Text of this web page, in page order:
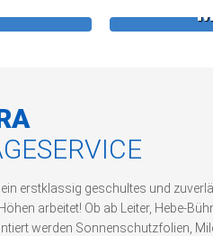
ein erstklassig geschultes und
arbeitet! Ob ab Leiter, Hebe-
werden Sonnenschutzfolien,